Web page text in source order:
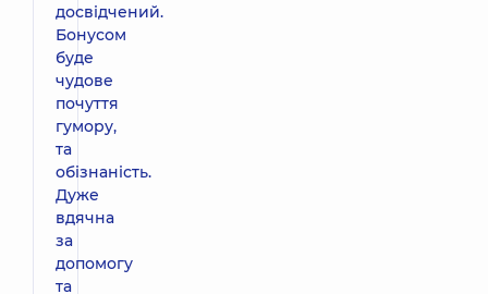
досвідчений.
Бонусом
буде
чудове
почуття
гумору,
та
обізнаність.
Дуже
вдячна
за
допомогу
та